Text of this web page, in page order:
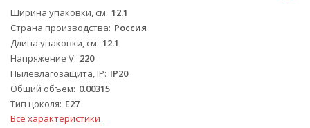
Ширина упаковки, см 12.1
Страна производства Россия
Длина упаковки, см 12.1
Напряжение V 220
Пылевлагозащита, IP IP20
Общий объем 0.00315
Тип цоколя E27
Все характеристики